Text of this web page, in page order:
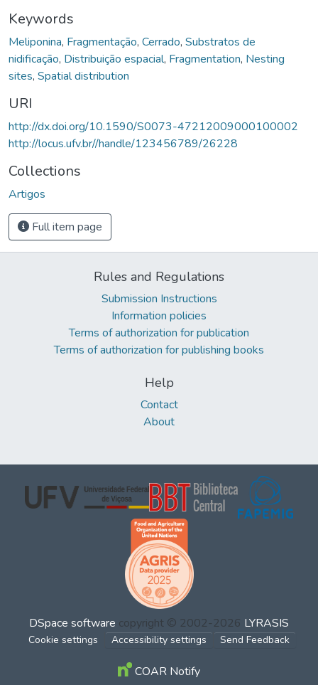
Keywords
Meliponina, Fragmentação, Cerrado, Substratos de
nidificação, Distribuição espacial, Fragmentation, Nesting
sites, Spatial distribution
URI
http://dx.doi.org/10.1590/S0073-47212009000100002
http://locus.ufv.br//handle/123456789/26228
Collections
Artigos
Full item page
Rules and Regulations
Submission Instructions
Information policies
Terms of authorization for publication
Terms of authorization for publishing books
Help
Contact
About
DSpace software copyright © 2002-2026 LYRASIS
Cookie settings Accessibility settings Send Feedback
COAR Notify